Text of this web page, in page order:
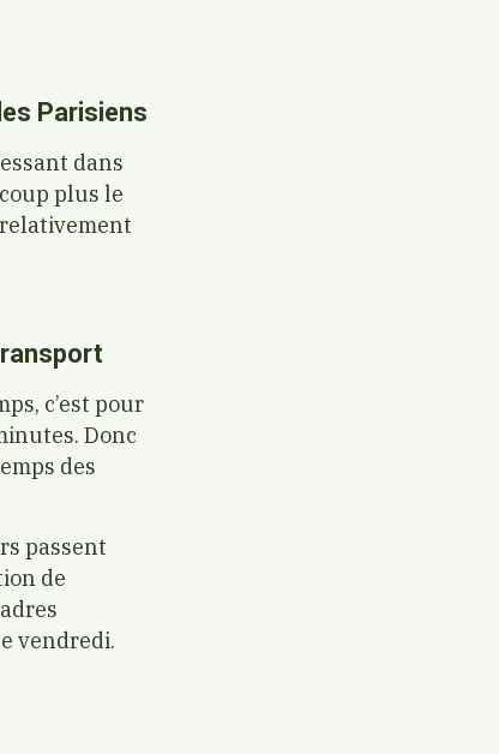
Parisiens
dans
plus le
c’est pour
Donc
des
passent
de
vendredi.